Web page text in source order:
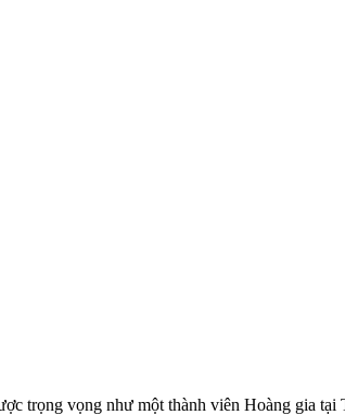
trọng vọng như một thành viên Hoàng gia